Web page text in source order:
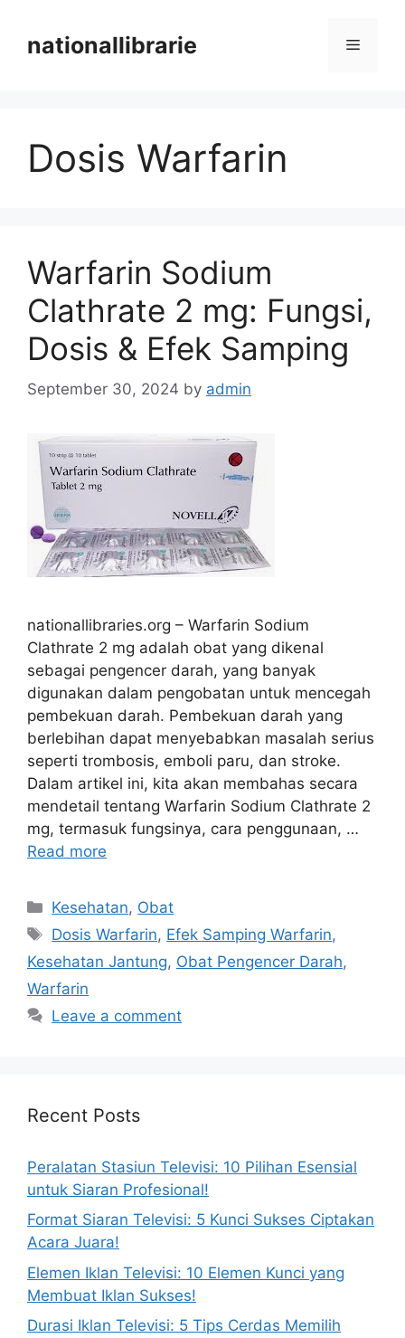
contentnationallibrarie Menu
Dosis Warfarin
Warfarin Sodium
Clathrate 2 mg: Fungsi,
Dosis & Efek Samping
September 30, 2024 by admin
nationallibraries.org – Warfarin Sodium
Clathrate 2 mg adalah obat yang dikenal
sebagai pengencer darah, yang banyak
digunakan dalam pengobatan untuk mencegah
pembekuan darah. Pembekuan darah yang
berlebihan dapat menyebabkan masalah serius
seperti trombosis, emboli paru, dan stroke.
Dalam artikel ini, kita akan membahas secara
mendetail tentang Warfarin Sodium Clathrate 2
mg, termasuk fungsinya, cara penggunaan, …
Read more
Categories
Kesehatan, Obat
Tags
Dosis Warfarin, Efek Samping Warfarin,
Kesehatan Jantung, Obat Pengencer Darah,
Warfarin
Leave a comment
Recent Posts
Peralatan Stasiun Televisi: 10 Pilihan Esensial
untuk Siaran Profesional!
Format Siaran Televisi: 5 Kunci Sukses Ciptakan
Acara Juara!
Elemen Iklan Televisi: 10 Elemen Kunci yang
Membuat Iklan Sukses!
Durasi Iklan Televisi: 5 Tips Cerdas Memilih